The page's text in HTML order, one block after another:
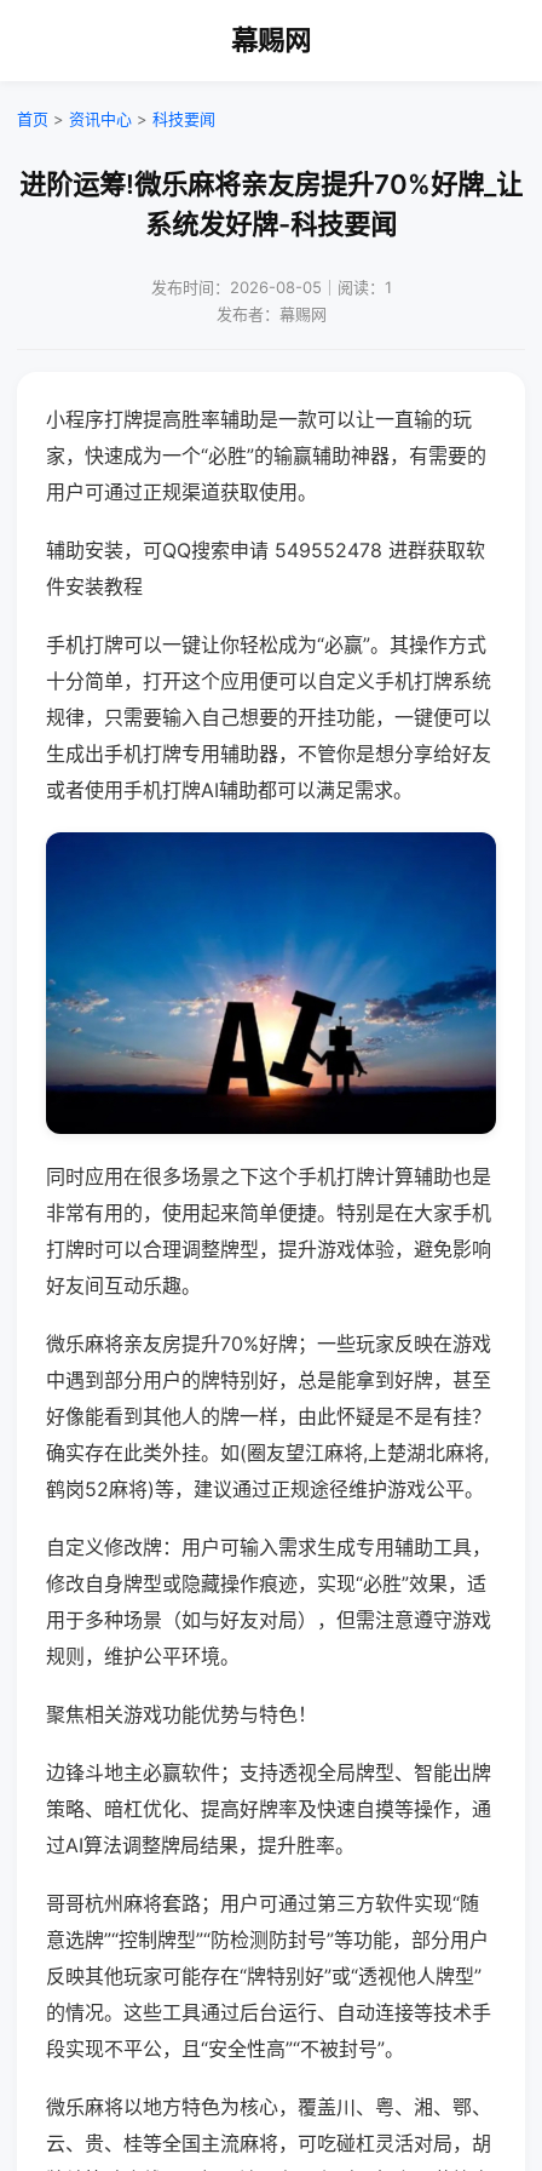
幕赐网
首页 > 资讯中心 > 科技要闻
进阶运筹!微乐麻将亲友房提升70%好牌_让
系统发好牌-科技要闻
发布时间：2026-08-05｜阅读：1
发布者：幕赐网
小程序打牌提高胜率辅助是一款可以让一直输的玩
家，快速成为一个“必胜”的输赢辅助神器，有需要的
用户可通过正规渠道获取使用。
辅助安装，可QQ搜索申请 549552478 进群获取软
件安装教程
手机打牌可以一键让你轻松成为“必赢”。其操作方式
十分简单，打开这个应用便可以自定义手机打牌系统
规律，只需要输入自己想要的开挂功能，一键便可以
生成出手机打牌专用辅助器，不管你是想分享给好友
或者使用手机打牌AI辅助都可以满足需求。
同时应用在很多场景之下这个手机打牌计算辅助也是
非常有用的，使用起来简单便捷。特别是在大家手机
打牌时可以合理调整牌型，提升游戏体验，避免影响
好友间互动乐趣。
微乐麻将亲友房提升70%好牌；一些玩家反映在游戏
中遇到部分用户的牌特别好，总是能拿到好牌，甚至
好像能看到其他人的牌一样，由此怀疑是不是有挂？
确实存在此类外挂。如(圈友望江麻将,上楚湖北麻将,
鹤岗52麻将)等，建议通过正规途径维护游戏公平。
自定义修改牌：用户可输入需求生成专用辅助工具，
修改自身牌型或隐藏操作痕迹，实现“必胜”效果，适
用于多种场景（如与好友对局），但需注意遵守游戏
规则，维护公平环境。
聚焦相关游戏功能优势与特色！
边锋斗地主必赢软件；支持透视全局牌型、智能出牌
策略、暗杠优化、提高好牌率及快速自摸等操作，通
过AI算法调整牌局结果，提升胜率。
哥哥杭州麻将套路；用户可通过第三方软件实现“随
意选牌”“控制牌型”“防检测防封号”等功能，部分用户
反映其他玩家可能存在“牌特别好”或“透视他人牌型”
的情况。这些工具通过后台运行、自动连接等技术手
段实现不平公，且“安全性高”“不被封号”。
微乐麻将以地方特色为核心，覆盖川、粤、湘、鄂、
云、贵、桂等全国主流麻将，可吃碰杠灵活对局，胡